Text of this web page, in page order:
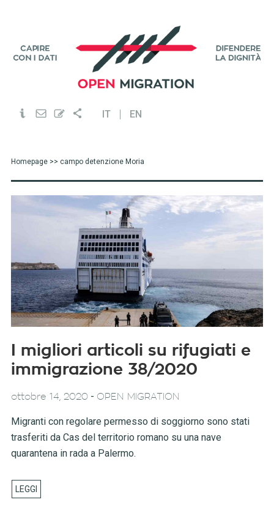
IT EN
Homepage>> campo detenzione Moria
I migliori articoli su rifugiati e
immigrazione 38/2020
ottobre 14, 2020- OPEN MIGRATION
Migranti con regolare permesso di soggiorno sono stati
trasferiti da Cas del territorio romano su una nave
quarantena in rada a Palermo.